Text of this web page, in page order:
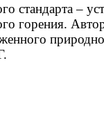
стандарта –
горения.